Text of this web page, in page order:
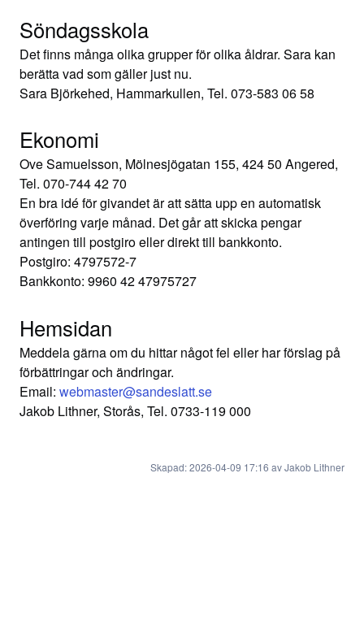
Söndagsskola
Det finns många olika grupper för olika åldrar. Sara kan
berätta vad som gäller just nu.
Sara Björkehed, Hammarkullen, Tel. 073-583 06 58
Ekonomi
Ove Samuelsson, Mölnesjögatan 155, 424 50 Angered,
Tel. 070-744 42 70
En bra idé för givandet är att sätta upp en automatisk
överföring varje månad. Det går att skicka pengar
antingen till postgiro eller direkt till bankkonto.
Postgiro: 4797572-7
Bankkonto: 9960 42 47975727
Hemsidan
Meddela gärna om du hittar något fel eller har förslag på
förbättringar och ändringar.
Email: webmaster@sandeslatt.se
Jakob Lithner, Storås, Tel. 0733-119 000
Skapad: 2026-04-09 17:16 av Jakob Lithner